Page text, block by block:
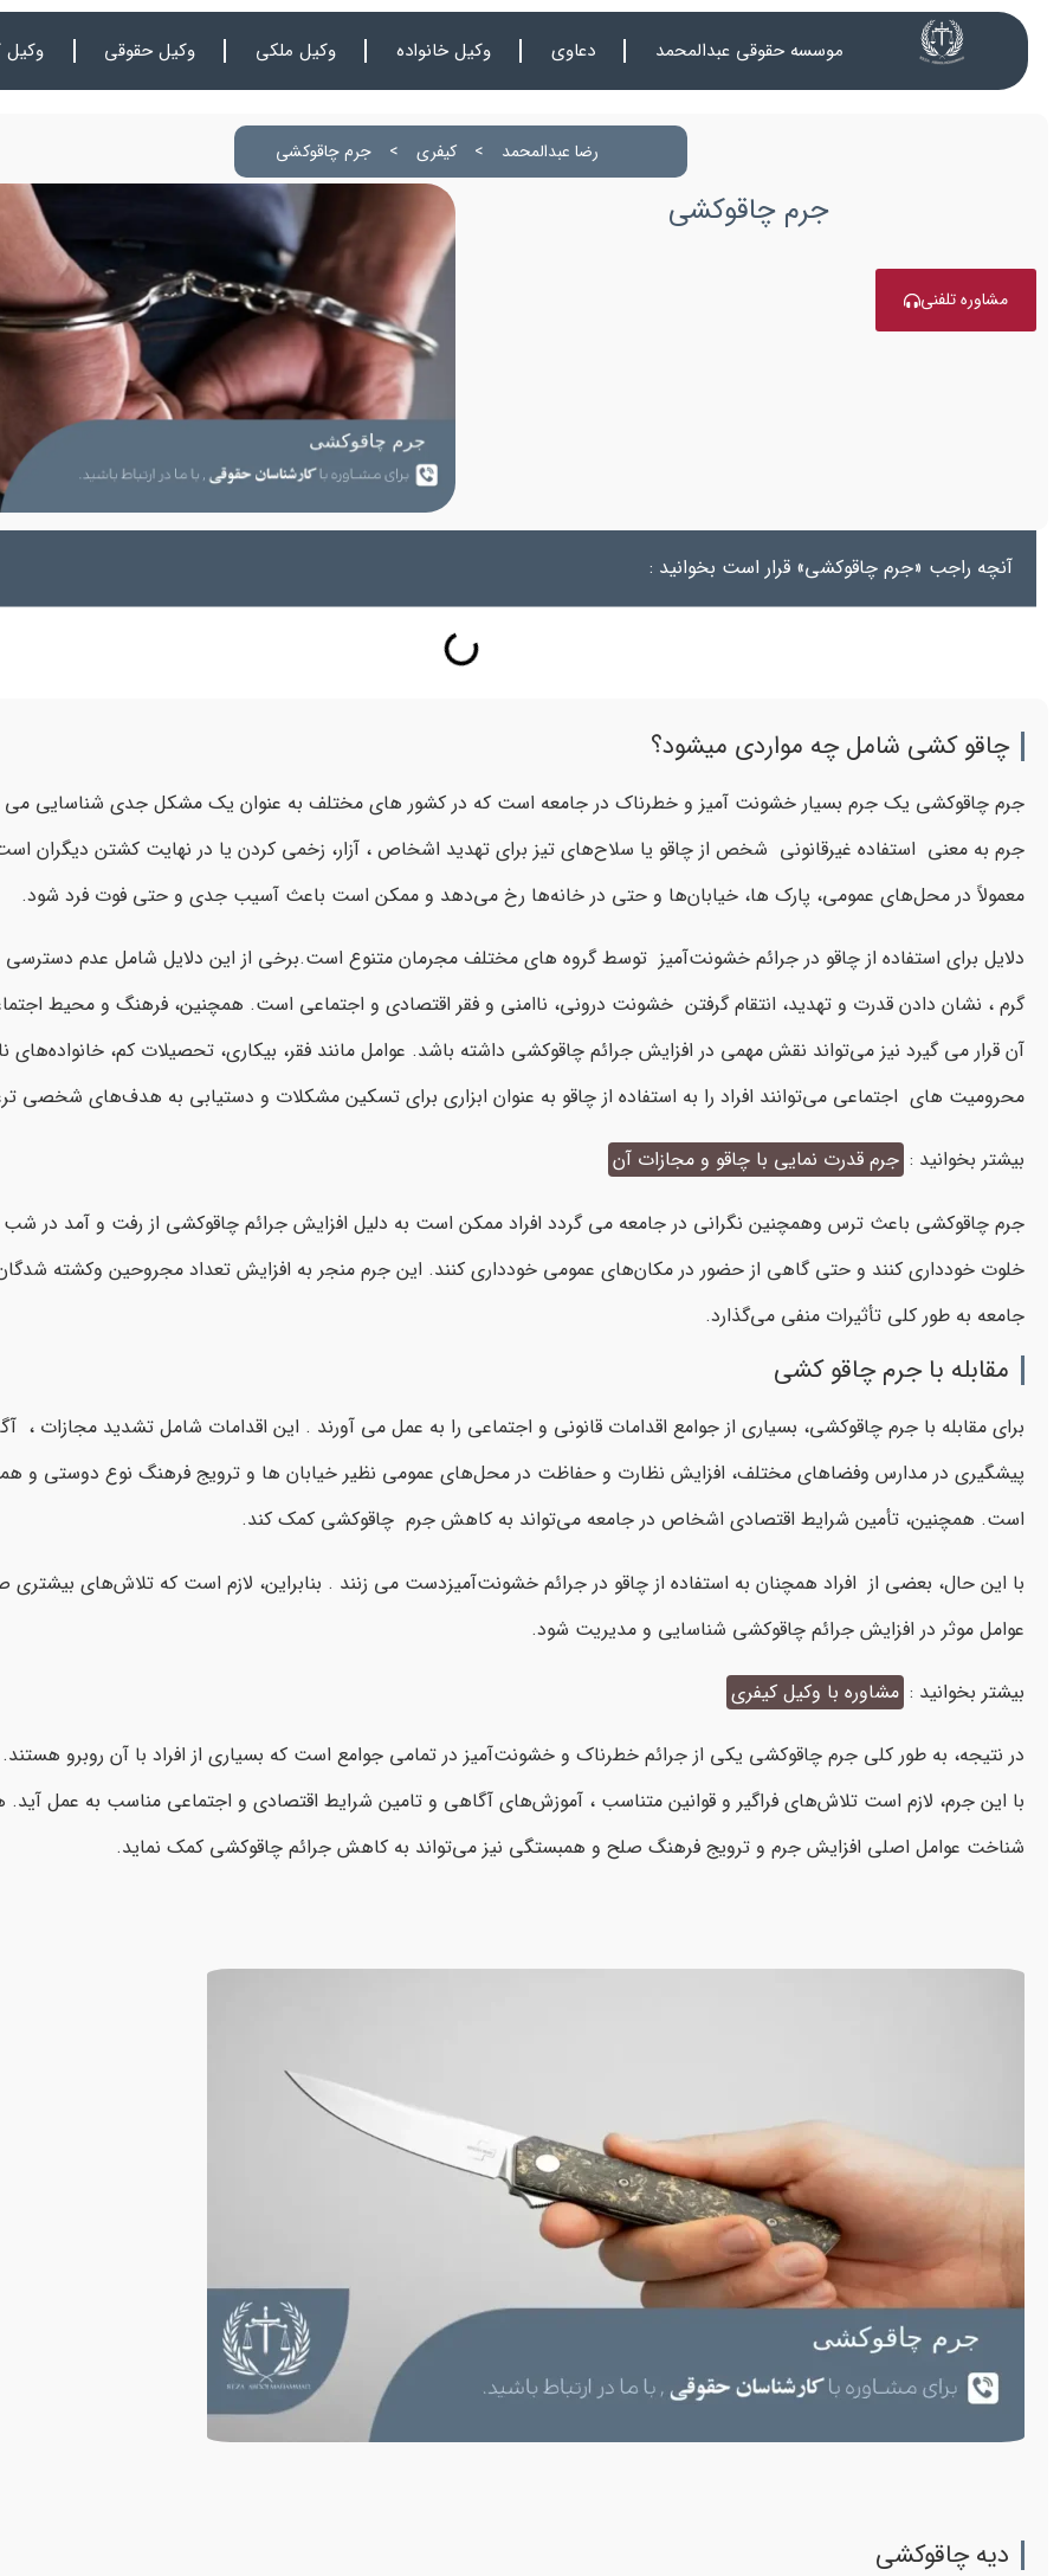
موسسه حقوقی عبدالمحمد دعاوی وکیل خانواده وکیل ملکی وکیل حقوقی وکیل
رضا عبدالمحمد > کیفری > جرم چاقوکشی
جرم چاقوکشی
مشاوره تلفنی
آنچه راجب «جرم چاقوکشی» قرار است بخوانید :
چاقو کشی شامل چه مواردی میشود؟
جرم چاقوکشی یک جرم بسیار خشونت آمیز و خطرناک در جامعه است که در کشور های مختلف به عنوان یک مشکل جدی شناسایی
جرم به معنی استفاده غیرقانونی شخص از چاقو یا سلاح‌های تیز برای تهدید اشخاص ، آزار، زخمی کردن یا در نهایت کشتن دیگران
معمولاً در محل‌های عمومی، پارک ها، خیابان‌ها و حتی در خانه‌ها رخ می‌دهد و ممکن است باعث آسیب جدی و حتی فوت فرد شود.
دلایل برای استفاده از چاقو در جرائم خشونت‌آمیز توسط گروه های مختلف مجرمان متنوع است.برخی از این دلایل شامل عدم
گرم ، نشان دادن قدرت و تهدید، انتقام گرفتن خشونت درونی، ناامنی و فقر اقتصادی و اجتماعی است. همچنین، فرهنگ و محیط
آن قرار می گیرد نیز می‌تواند نقش مهمی در افزایش جرائم چاقوکشی داشته باشد. عوامل مانند فقر، بیکاری، تحصیلات کم، خانواده‌های
محرومیت های اجتماعی می‌توانند افراد را به استفاده از چاقو به عنوان ابزاری برای تسکین مشکلات و دستیابی به هدف‌های شخصی
بیشتر بخوانید : جرم قدرت نمایی با چاقو و مجازات آن
جرم چاقوکشی باعث ترس وهمچنین نگرانی در جامعه می گردد افراد ممکن است به دلیل افزایش جرائم چاقوکشی از رفت و آمد در
خلوت خودداری کنند و حتی گاهی از حضور در مکان‌های عمومی خودداری کنند. این جرم منجر به افزایش تعداد مجروحین وکشته
جامعه به طور کلی تأثیرات منفی می‌گذارد.
مقابله با جرم چاقو کشی
برای مقابله با جرم چاقوکشی، بسیاری از جوامع اقدامات قانونی و اجتماعی را به عمل می آورند . این اقدامات شامل تشدید مجازات ،
پیشگیری در مدارس وفضاهای مختلف، افزایش نظارت و حفاظت در محل‌های عمومی نظیر خیابان ها و ترویج فرهنگ نوع دوستی و
است. همچنین، تأمین شرایط اقتصادی اشخاص در جامعه می‌تواند به کاهش جرم چاقوکشی کمک کند.
با این حال، بعضی از افراد همچنان به استفاده از چاقو در جرائم خشونت‌آمیزدست می زنند . بنابراین، لازم است که تلاش‌های بیشتری
عوامل موثر در افزایش جرائم چاقوکشی شناسایی و مدیریت شود.
بیشتر بخوانید : مشاوره با وکیل کیفری
در نتیجه، به طور کلی جرم چاقوکشی یکی از جرائم خطرناک و خشونت‌آمیز در تمامی جوامع است که بسیاری از افراد با آن روبرو هستند.
با این جرم، لازم است تلاش‌های فراگیر و قوانین متناسب ، آموزش‌های آگاهی و تامین شرایط اقتصادی و اجتماعی مناسب به عمل آید.
شناخت عوامل اصلی افزایش جرم و ترویج فرهنگ صلح و همبستگی نیز می‌تواند به کاهش جرائم چاقوکشی کمک نماید.
دیه چاقوکشی